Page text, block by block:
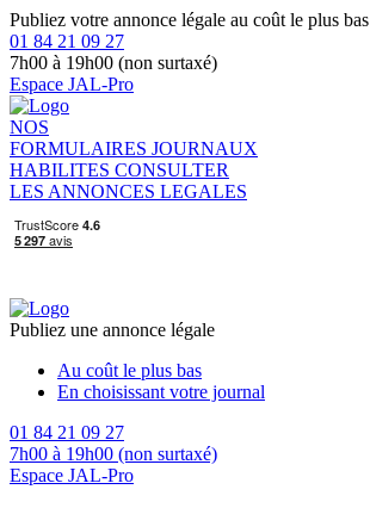
Publiez votre annonce légale au coût le plus bas
01 84 21 09 27
7h00 à 19h00 (non surtaxé)
Espace JAL-Pro
NOS
FORMULAIRES JOURNAUX
HABILITES CONSULTER
LES ANNONCES LEGALES
Publiez une annonce légale
Au coût le plus bas
En choisissant votre journal
01 84 21 09 27
7h00 à 19h00 (non surtaxé)
Espace JAL-Pro